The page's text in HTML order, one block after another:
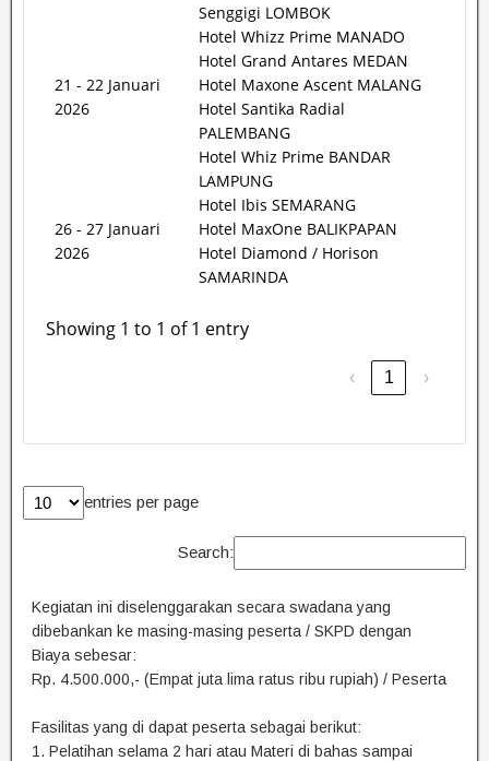
21 - 22 Januari
2026
26 - 27 Januari
2026
Senggigi LOMBOK
Hotel Whizz Prime MANADO
Hotel Grand Antares MEDAN
Hotel Maxone Ascent MALANG
Hotel Santika Radial
PALEMBANG
Hotel Whiz Prime BANDAR
LAMPUNG
Hotel Ibis SEMARANG
Hotel MaxOne BALIKPAPAN
Hotel Diamond / Horison
SAMARINDA
Showing 1 to 1 of 1 entry
‹ 1 ›
entries per page
Search:
Kegiatan ini diselenggarakan secara swadana yang
dibebankan ke masing-masing peserta / SKPD dengan
Biaya sebesar:
Rp. 4.500.000,- (Empat juta lima ratus ribu rupiah) / Peserta
Fasilitas yang di dapat peserta sebagai berikut:
1. Pelatihan selama 2 hari atau Materi di bahas sampai